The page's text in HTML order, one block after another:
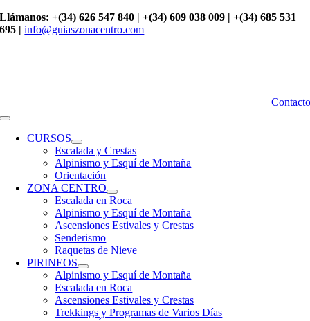
Saltar
al
Llámanos: +(34) 626 547 840 | +(34) 609 038 009 | +(34) 685 531
695 | info@guiaszonacentro.com
Contacto
Toggle
NavigationCURSOS
Escalada y Crestas
Alpinismo y Esquí de Montaña
Orientación
ZONA CENTRO
Escalada en Roca
Alpinismo y Esquí de Montaña
Ascensiones Estivales y Crestas
Senderismo
Raquetas de Nieve
PIRINEOS
Alpinismo y Esquí de Montaña
Escalada en Roca
Ascensiones Estivales y Crestas
Trekkings y Programas de Varios Días